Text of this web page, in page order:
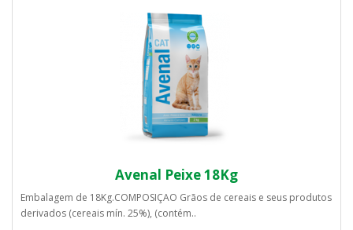
Avenal Peixe 18Kg
Embalagem de 18Kg.COMPOSIÇAO Grãos de cereais e seus produtos
derivados (cereais mín. 25%), (contém..